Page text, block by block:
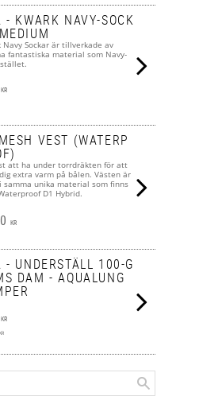
- KWARK NAVY-SOCK
Navy Sockar är tillverkade av
fantastiska material som Navy-
KR
VEST (WATERP
att ha under torrdräkten för att
extra varm på bålen. Västen är
samma unika material som finns
D1 Hybrid.
KR
- UNDERSTÄLL 100-G
DAM - AQUALUNG
KR
KR